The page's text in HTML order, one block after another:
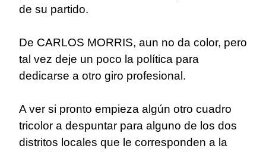
de su partido.
De CARLOS MORRIS, aun no da color, pero
tal vez deje un poco la política para
dedicarse a otro giro profesional.
A ver si pronto empieza algún otro cuadro
tricolor a despuntar para alguno de los dos
distritos locales que le corresponden a la